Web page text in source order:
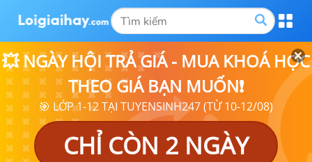
💥 NGÀY HỘI TRẢ GIÁ - MUA KHOÁ HỌC
THEO GIÁ BẠN MUỐN❗
🎯 LỚP 1-12 TẠI TUYENSINH247 (TỪ 10-12/08)
CHỈ CÒN 2 NGÀY